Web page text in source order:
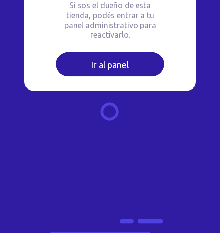
Si sos el dueño de esta
tienda, podés entrar a tu
panel administrativo para
reactivarlo.
Ir al panel